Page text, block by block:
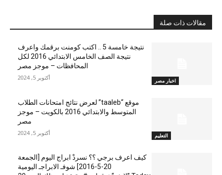
مقالات ذات صلة
اخبار مصر
نتيجة خامسة 5 .. اكتب كومنت برقمك واعرف
نتيجة الصف الخامس الابتدائي 2016 لكل
المحافظات – موجز مصر
أكتوبر 5, 2024
التعليم
موقع “taaleb” لعرض نتائج امتحانات الطلاب
المتوسط والابتدائي 2016 بالكويت – موجز
مصر
أكتوبر 5, 2024
كيف اعرف برجي ؟؟ نسردْ ابراج اليوم [الجمعة
20-5-2016] شوفـ الابراجـ اليومية